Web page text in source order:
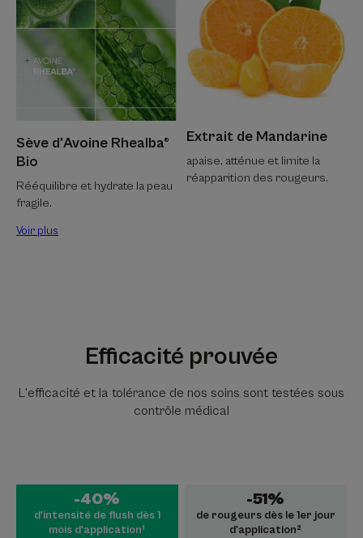
Sève d'Avoine Rhealba®
Bio
Rééquilibre et hydrate la peau
fragile.
Voir plus
Extrait de Mandarine
apaise, atténue et limite la
réapparition des rougeurs.
Efficacité prouvée
L'efficacité et la tolérance de nos soins sont testées sous
contrôle médical
-40%
d'intensité de flush dès 1
mois d'application¹
-51%
de rougeurs dès le 1er jour
d'application²